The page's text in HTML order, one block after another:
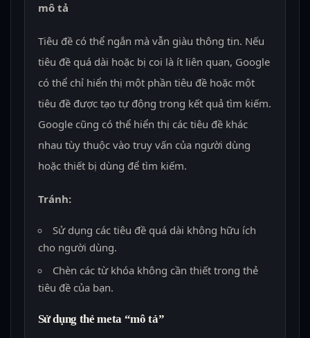
mô tả
Tiêu đề có thể ngắn mà vẫn giàu thông tin. Nếu
tiêu đề quá dài hoặc bị coi là ít liên quan, Google
có thể chỉ hiển thị một phần tiêu đề hoặc một
tiêu đề được tạo tự động trong kết quả tìm kiếm.
Google cũng có thể hiển thị các tiêu đề khác
nhau tùy thuộc vào truy vấn của người dùng
hoặc thiết bị dùng để tìm kiếm.
Tránh:
Sử dụng các tiêu đề quá dài không hữu ích
cho người dùng.
Chèn các từ khóa không cần thiết trong thẻ
tiêu đề của bạn.
Sử dụng thẻ meta “mô tả”